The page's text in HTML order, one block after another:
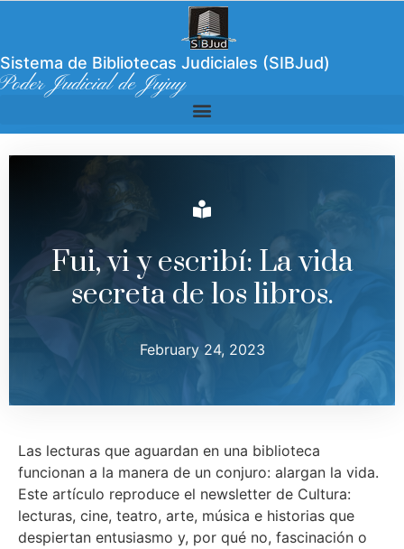
Sistema de Bibliotecas Judiciales (SIBJud)
Poder Judicial de Jujuy
Fui, vi y escribí: La vida
secreta de los libros.
February 24, 2023
Las lecturas que aguardan en una biblioteca
funcionan a la manera de un conjuro: alargan la vida.
Este artículo reproduce el newsletter de Cultura:
lecturas, cine, teatro, arte, música e historias que
despiertan entusiasmo y, por qué no, fascinación o